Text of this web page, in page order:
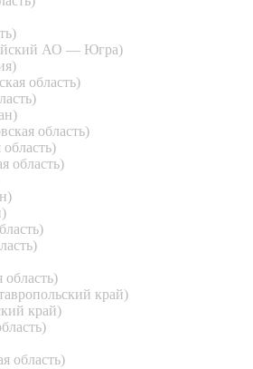
АО — Югра)
область)
область)
область)
область)
край)
край)
область)